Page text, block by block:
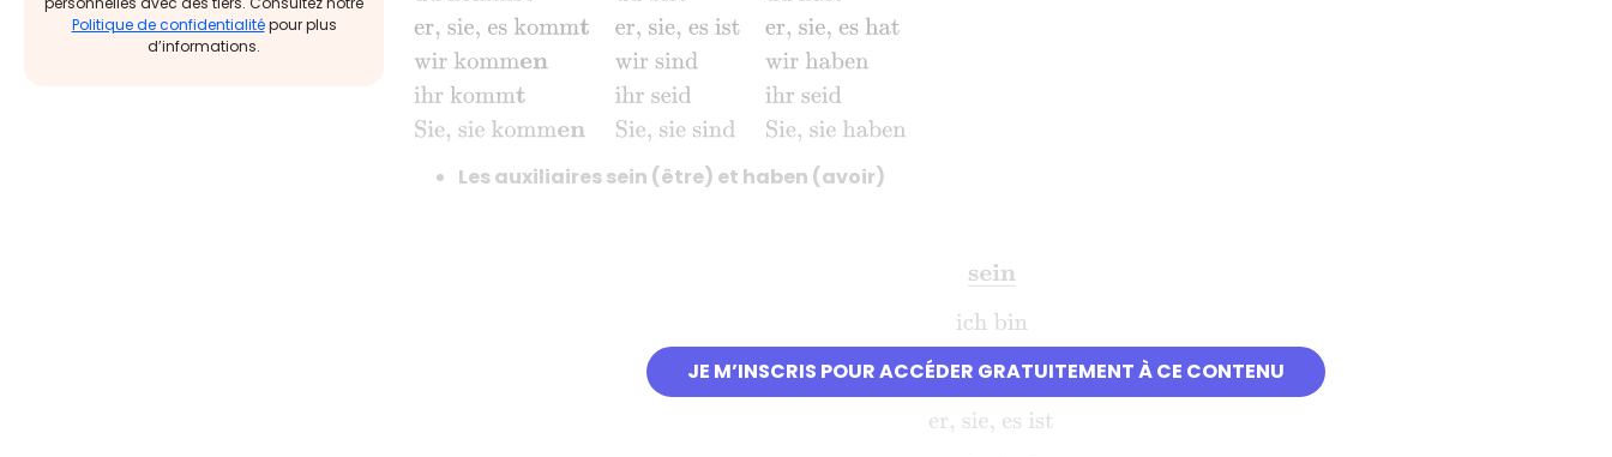
Politique de confidentialitépour plus
d’informations.
JE M’INSCRIS POUR ACCÉDER GRATUITEMENT À CE CONTENU
Les auxiliaires sein (être) et haben (avoir)
sein_
ich bin
du bist
er, sie, es ist